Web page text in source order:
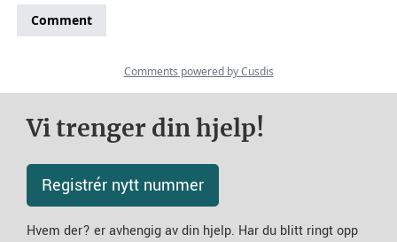
Vi trenger din hjelp!
Registrér nytt nummer
Hvem der? er avhengig av din hjelp. Har du blitt ringt opp